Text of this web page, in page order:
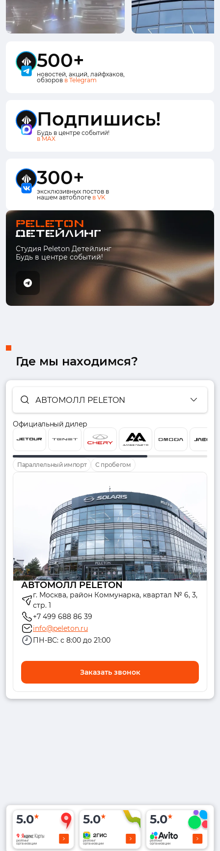
500+
новостей, акций, лайфхаков,
обзоров в Telegram
Подпишись!
Будь в центре событий!
в MAX
300+
эксклюзивных постов в
нашем автоблоге в VK
Студия Peleton Детейлинг
Будь в центре событий!
Где мы находимся?
АВТОМОЛЛ PELETON
Официальный дилер
Параллельный импорт С пробегом
АВТОМОЛЛ PELETON
г. Москва, район Коммунарка, квартал № 6, 3,
стр. 1
+7 499 688 86 39
info@peleton.ru
ПН-ВС: с 8:00 до 21:00
Заказать звонок
5.0
рейтинг
организации
5.0
рейтинг
организации
5.0
рейтинг
организации